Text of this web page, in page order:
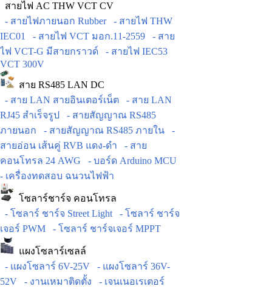
สายไฟ AC THW VCT CV
- สายไฟภายนอก Rubber
- สายไฟ THW
IEC01
- สายไฟ VCT มอก.11-2559
- สาย
ไฟ VCT-G มีสายกราวด์
- สายไฟ IEC53
VCT 300V
สาย RS485 LAN DC
- สาย LAN สายอินเตอร์เน็ต
- สาย LAN
RJ45 สำเร็จรูป
- สายสัญญาณ RS485
ภายนอก
- สายสัญญาณ RS485 ภายใน
-
สายอ่อน เส้นคู่ RVB แดง-ดำ
- สาย
คอนโทรล 24 AWG
- บอร์ด Arduino MCU
- เครื่องทดสอบ ฉนวนไฟฟ้า
โซลาร์ชาร์จ คอนโทรล
- โซลาร์ ชาร์จ Street Light
- โซลาร์ ชาร์จ
เจอร์ PWM
- โซลาร์ ชาร์จเจอร์ MPPT
แผงโซลาร์เซลล์
- แผงโซลาร์ 6V-25V
- แผงโซลาร์ 36V-
52V
- งานเหมาติดตั้ง
- เจนเนอเรเตอร์